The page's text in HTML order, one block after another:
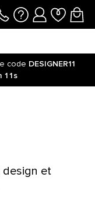
code DESIGNER11
11s
design et